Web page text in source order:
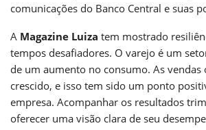
comunicações do Banco Central e suas
A Magazine Luiza tem mostrado
tempos desafiadores. O varejo é um
de um aumento no consumo. As
crescido, e isso tem sido um ponto
empresa. Acompanhar os resultados
oferecer uma visão clara de seu